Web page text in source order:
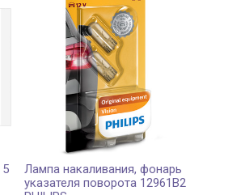
Лампа накаливания, фонарь
указателя поворота 12961B2